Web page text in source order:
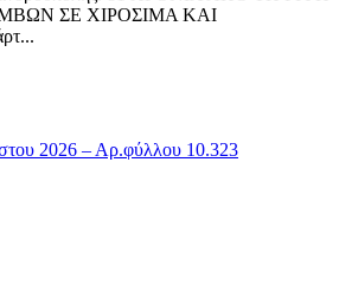
ΣΕ ΧΙΡΟΣΙΜΑ ΚΑΙ
2026 – Αρ.φύλλου 10.323